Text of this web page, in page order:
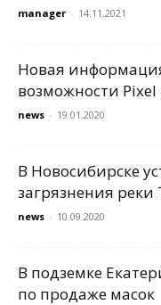
manager - 14.11.2021
Новая
возможности Pixel
news - 19.01.2020
В Новосибирске
загрязнения реки
news - 10.09.2020
В подземке
по продаже масок